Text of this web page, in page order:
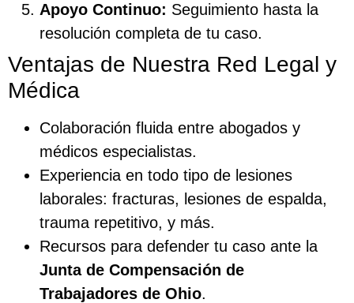
Apoyo Continuo: Seguimiento hasta la
resolución completa de tu caso.
Ventajas de Nuestra Red Legal y
Médica
Colaboración fluida entre abogados y
médicos especialistas.
Experiencia en todo tipo de lesiones
laborales: fracturas, lesiones de espalda,
trauma repetitivo, y más.
Recursos para defender tu caso ante la
Junta de Compensación de
Trabajadores de Ohio.